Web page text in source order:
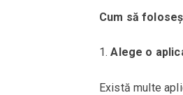
Cum să
Alege o
Există multe